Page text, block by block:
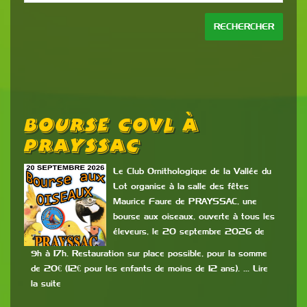
Bourse COVL À
PRAYSSAC
Le Club Ornithologique de la Vallée du
Lot organise à la salle des fêtes
Maurice Faure de PRAYSSAC, une
bourse aux oiseaux, ouverte à tous les
éleveurs, le 20 septembre 2026 de
9h à 17h. Restauration sur place possible, pour la somme
de 20€ (12€ pour les enfants de moins de 12 ans). … Lire
la suite